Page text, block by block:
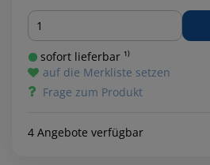
Menge
sofort lieferbar ¹⁾
auf die Merkliste setzen
Frage zum Produkt
4 Angebote verfügbar